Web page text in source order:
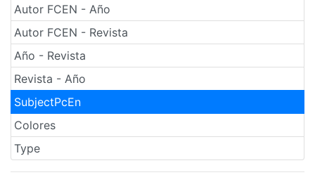
Autor FCEN - Año
Autor FCEN - Revista
Año - Revista
Revista - Año
SubjectPcEn
Colores
Type